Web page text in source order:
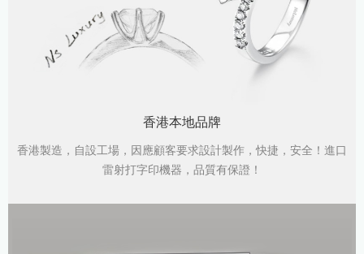
香港本地品牌
香港製造，自設工場，因應顧客要求設計製作，快捷，安全！進口
雷射打字印機器，品質有保證！